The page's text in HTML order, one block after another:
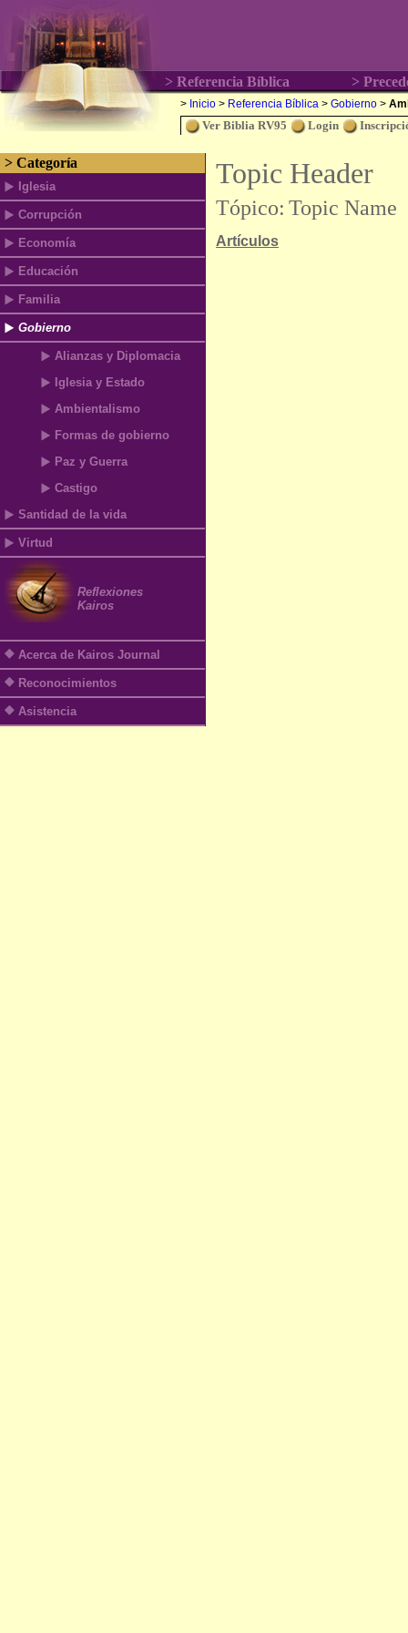
> Referencia Bíblica >
> Inicio > Referencia Bíblica > Gobierno >
Ver Biblia RV95 Login
> Categoría
Iglesia
Corrupción
Economía
Educación
Familia
Gobierno
Alianzas y Diplomacia
Iglesia y Estado
Ambientalismo
Formas de gobierno
Paz y Guerra
Castigo
Santidad de la vida
Virtud
Reflexiones
Kairos
Acerca de Kairos Journal
Reconocimientos
Asistencia
Topic Header
Tópico: Topic Name
Artículos